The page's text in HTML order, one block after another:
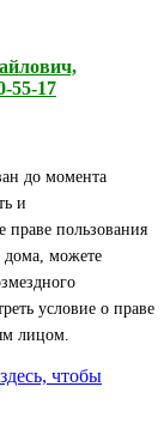
55-17
до момента
и
праве пользования
дома, можете
условие о праве
лицом.
чтобы